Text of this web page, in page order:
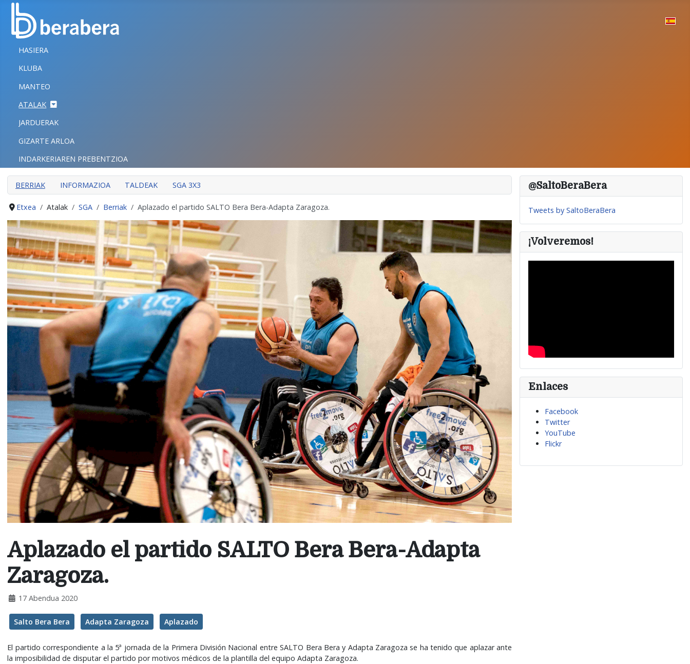
ITXI
HASIERA
KLUBA
MANTEO
ATALAK
JARDUERAK
GIZARTE ARLOA
INDARKERIAREN PREBENTZIOA
HASIERA
KLUBA
MANTEO
ATALAK
JARDUERAK
GIZARTE ARLOA
INDARKERIAREN PREBENTZIOA
BERRIAK INFORMAZIOA TALDEAK SGA 3X3
Etxea Atalak SGA Berriak Aplazado el partido SALTO Bera Bera-Adapta Zaragoza.
Aplazado el partido SALTO Bera Bera-Adapta
Zaragoza.
17 Abendua 2020
Salto Bera Bera Adapta Zaragoza Aplazado
El partido correspondiente a la 5ª jornada de la Primera División Nacional entre SALTO Bera Bera y Adapta Zaragoza se ha tenido que aplazar ante
la imposibilidad de disputar el partido por motivos médicos de la plantilla del equipo Adapta Zaragoza.
@SaltoBeraBera
Tweets by SaltoBeraBera
¡Volveremos!
Enlaces
Facebook
Twitter
YouTube
Flickr